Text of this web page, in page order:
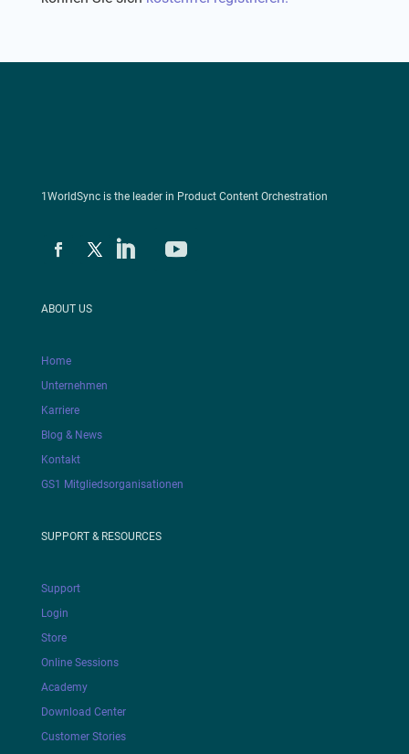
1WorldSync is the leader in Product Content Orchestration
ABOUT US
Home
Unternehmen
Karriere
Blog & News
Kontakt
GS1 Mitgliedsorganisationen
SUPPORT & RESOURCES
Support
Login
Store
Online Sessions
Academy
Download Center
Customer Stories